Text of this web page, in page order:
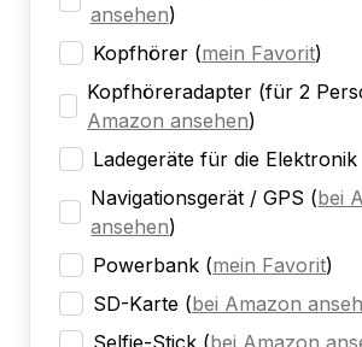
ansehen)
Kopfhörer (mein Favorit)
Kopfhöreradapter (für 2
Amazon ansehen)
Ladegeräte für die Elektronik
Navigationsgerät / GPS (bei
ansehen)
Powerbank (mein Favorit)
SD-Karte (bei Amazon